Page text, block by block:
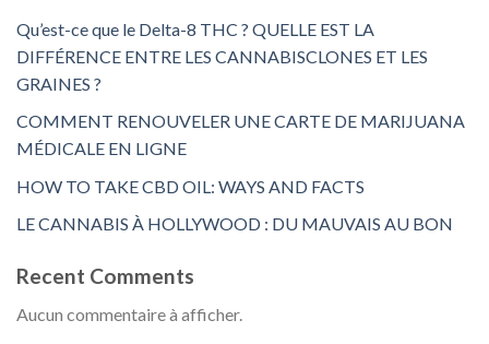
Qu’est-ce que le Delta-8 THC ? QUELLE EST LA
DIFFÉRENCE ENTRE LES CANNABISCLONES ET LES
GRAINES ?
COMMENT RENOUVELER UNE CARTE DE MARIJUANA
MÉDICALE EN LIGNE
HOW TO TAKE CBD OIL: WAYS AND FACTS
LE CANNABIS À HOLLYWOOD : DU MAUVAIS AU BON
Recent Comments
Aucun commentaire à afficher.